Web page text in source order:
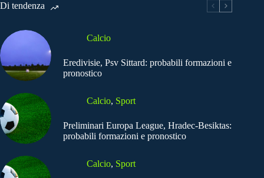
Di tendenza
Calcio
Eredivisie, Psv Sittard: probabili formazioni e
pronostico
Calcio, Sport
Preliminari Europa League, Hradec-Besiktas:
probabili formazioni e pronostico
Calcio, Sport